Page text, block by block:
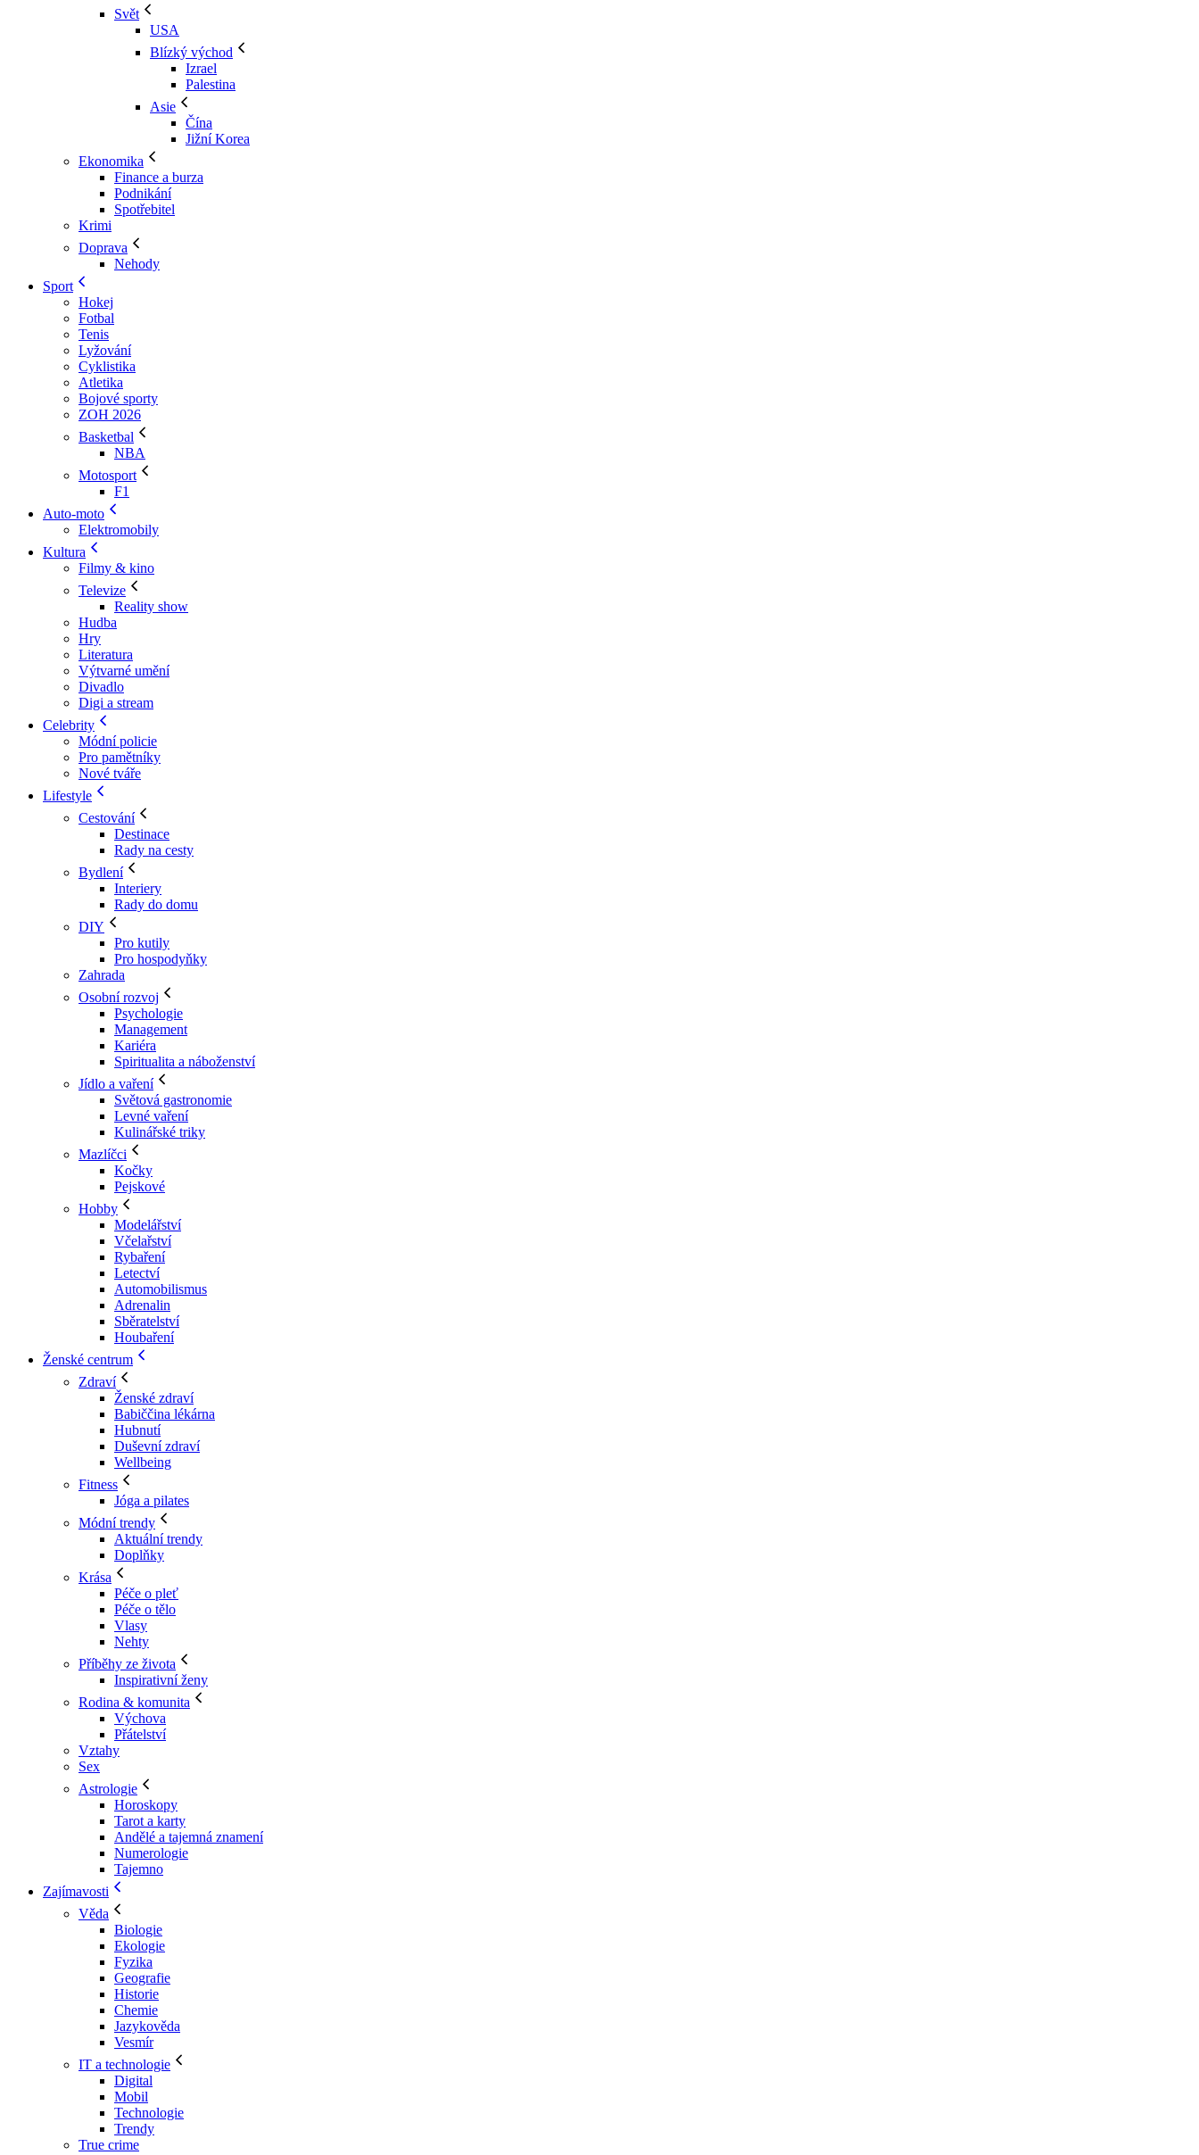
Svět
USA
Blízký východ
Izrael
Palestina
Asie
Čína
Jižní Korea
Ekonomika
Finance a burza
Podnikání
Spotřebitel
Krimi
Doprava
Nehody
Sport
Hokej
Fotbal
Tenis
Lyžování
Cyklistika
Atletika
Bojové sporty
ZOH 2026
Basketbal
NBA
Motosport
F1
Auto-moto
Elektromobily
Kultura
Filmy & kino
Televize
Reality show
Hudba
Hry
Literatura
Výtvarné umění
Divadlo
Digi a stream
Celebrity
Módní policie
Pro pamětníky
Nové tváře
Lifestyle
Cestování
Destinace
Rady na cesty
Bydlení
Interiery
Rady do domu
DIY
Pro kutily
Pro hospodyňky
Zahrada
Osobní rozvoj
Psychologie
Management
Kariéra
Spiritualita a náboženství
Jídlo a vaření
Světová gastronomie
Levné vaření
Kulinářské triky
Mazlíčci
Kočky
Pejskové
Hobby
Modelářství
Včelařství
Rybaření
Letectví
Automobilismus
Adrenalin
Sběratelství
Houbaření
Ženské centrum
Zdraví
Ženské zdraví
Babiččina lékárna
Hubnutí
Duševní zdraví
Wellbeing
Fitness
Jóga a pilates
Módní trendy
Aktuální trendy
Doplňky
Krása
Péče o pleť
Péče o tělo
Vlasy
Nehty
Příběhy ze života
Inspirativní ženy
Rodina & komunita
Výchova
Přátelství
Vztahy
Sex
Astrologie
Horoskopy
Tarot a karty
Andělé a tajemná znamení
Numerologie
Tajemno
Zajímavosti
Věda
Biologie
Ekologie
Fyzika
Geografie
Historie
Chemie
Jazykověda
Vesmír
IT a technologie
Digital
Mobil
Technologie
Trendy
True crime